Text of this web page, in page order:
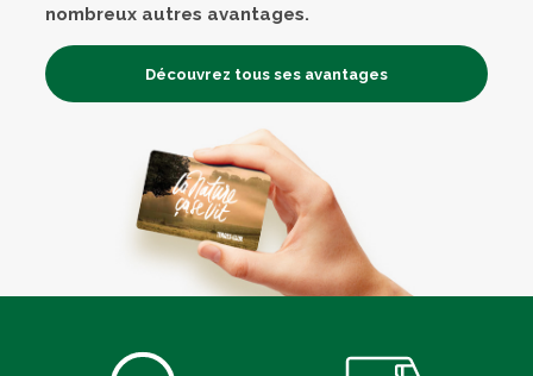
nombreux autres avantages.
Découvrez tous ses avantages